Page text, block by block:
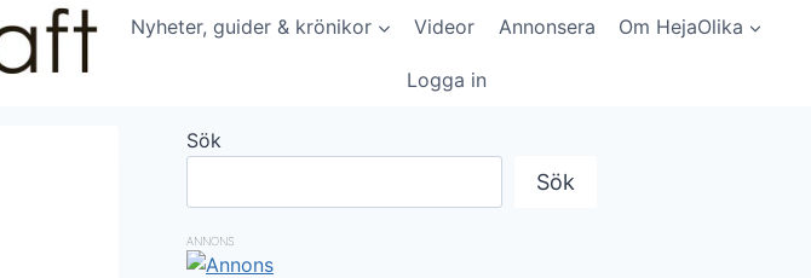
Nyheter, guider & krönikor Videor Annonsera Om HejaOlika
Logga in
Sök
Sök
ANNONS